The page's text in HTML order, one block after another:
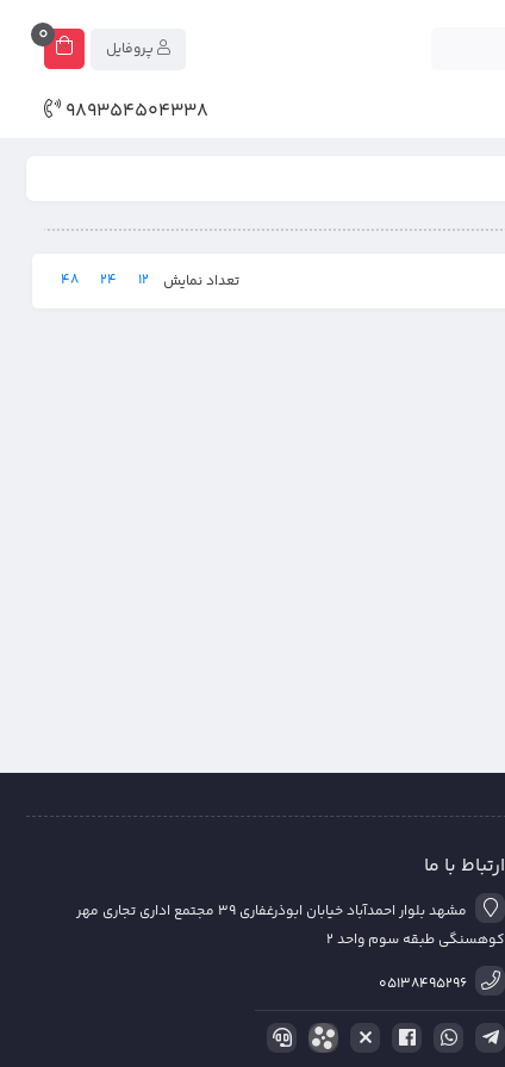
0
989354504338
تعداد نمایش 12
24
48
ارتباط با ما
مشهد بلوار احمدآباد خیابان ابوذرغفاری 39 مجتمع اداری تجاری مهر
کوهسنگی طبقه سوم واحد 2
05138495296